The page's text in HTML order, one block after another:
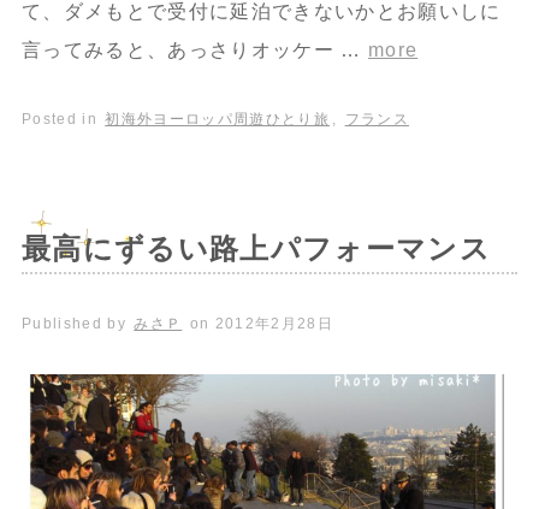
て、ダメもとで受付に延泊できないかとお願いしに
言ってみると、あっさりオッケー … more
Posted in 初海外ヨーロッパ周遊ひとり旅 , フランス
最高にずるい路上パフォーマンス
Published by みさＰ on 2012年2月28日